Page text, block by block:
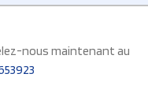
nous maintenant au